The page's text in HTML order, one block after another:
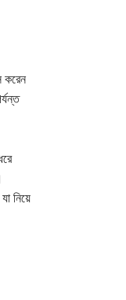
করেন
নিয়ে